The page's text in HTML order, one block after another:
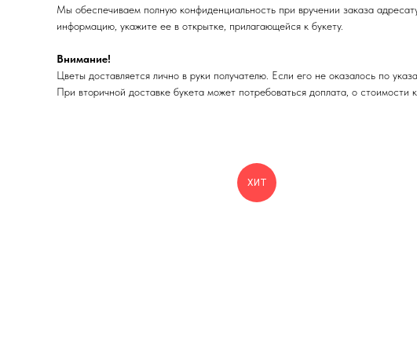
Мы обеспечиваем полную конфиденциальность при вручении заказа
информацию, укажите ее в открытке, прилагающейся к букету.
Внимание!
Цветы доставляется лично в руки получателю. Если его не оказалось по
При вторичной доставке букета может потребоваться доплата, о
ХИТ